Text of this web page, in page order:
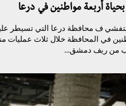
بحياة أربعة مواطنين في درعا
ف محافظة درعا التي تسيطر
في المحافظة خلال ثلاث عمليات
من ريف دمشق...